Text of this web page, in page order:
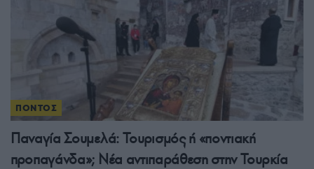
ΠΟΝΤΟΣ
Παναγία Σουμελά: Τουρισμός ή «ποντιακή
προπαγάνδα»; Νέα αντιπαράθεση στην Τουρκία